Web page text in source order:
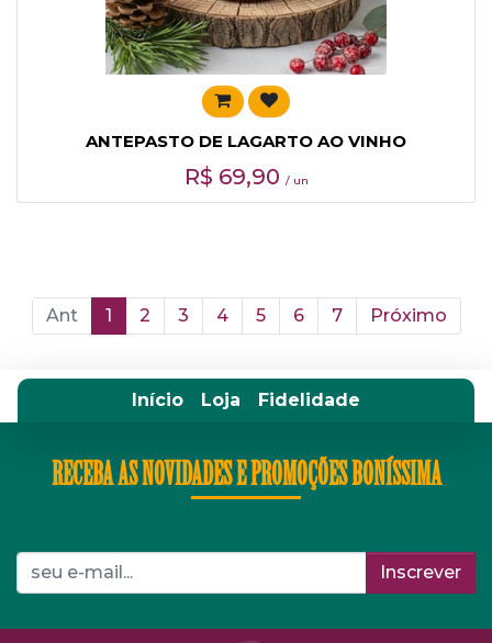
ANTEPASTO DE LAGARTO AO VINHO
R$ 69,90 / un
Ant 1 2 3 4 5 6 7 Próximo
Início Loja Fidelidade
RECEBA AS NOVIDADES E PROMOÇÕES BONÍSSIMA
Inscrever